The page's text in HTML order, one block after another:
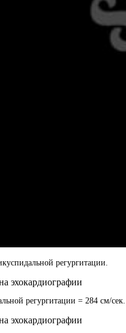
регургитации.
регургитации = 284 см/сек.